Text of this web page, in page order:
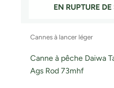
EN RUPTURE
Cannes à lancer léger
Canne à pêche Daiwa
Ags Rod 73mhf